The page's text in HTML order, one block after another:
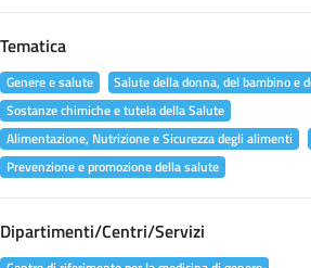
Tematica
Genere e salute
Salute della donna, del bambino e
Sostanze chimiche e tutela della Salute
Alimentazione, Nutrizione e Sicurezza degli alimenti
Prevenzione e promozione della salute
Dipartimenti/Centri/Servizi